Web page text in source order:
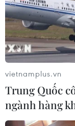
#Máy bay
#Tàu sân bay Đô
#Bay huấn luyện
vietnamplus.vn
Trung Quốc
ngành hàng